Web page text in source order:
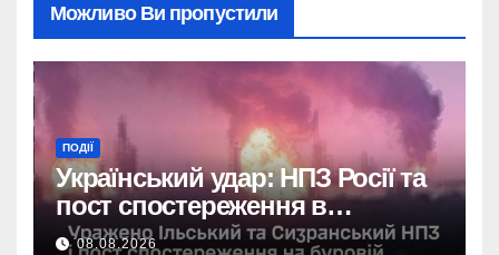
Можливо Ви пропустили
ПОДІЇ
Український удар: НПЗ Росії та
пост спостереження в
Чорному морі вражені.
08.08.2026